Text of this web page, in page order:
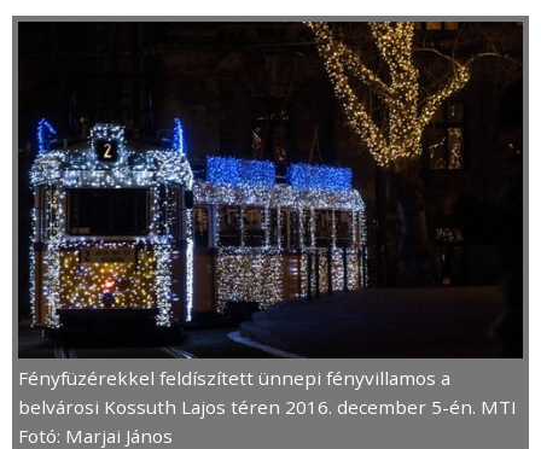
Fényfüzérekkel feldíszített ünnepi fényvillamos a
belvárosi Kossuth Lajos téren 2016. december 5-én. MTI
Fotó: Marjai János